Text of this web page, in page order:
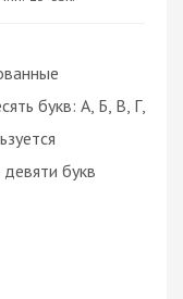
букв: А, Б, В, Г,
букв